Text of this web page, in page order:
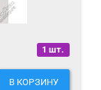
1 шт.
В КОРЗИНУ